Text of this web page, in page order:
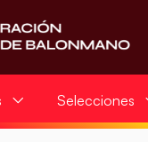
Selecciones